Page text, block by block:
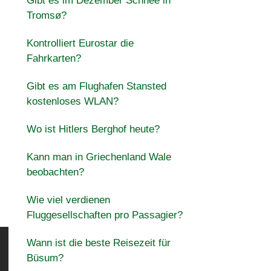
Tromsø?
Kontrolliert Eurostar die
Fahrkarten?
Gibt es am Flughafen Stansted
kostenloses WLAN?
Wo ist Hitlers Berghof heute?
Kann man in Griechenland Wale
beobachten?
Wie viel verdienen
Fluggesellschaften pro Passagier?
Wann ist die beste Reisezeit für
Büsum?